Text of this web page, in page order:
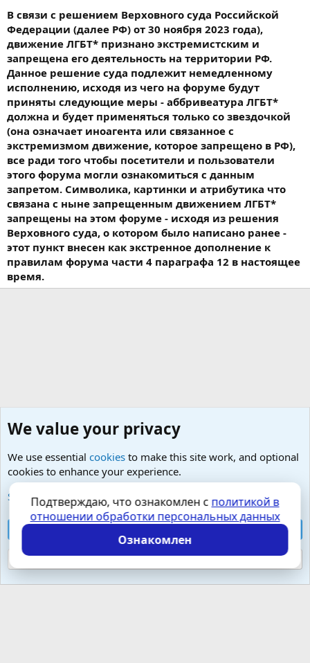
В связи с решением Верховного суда Российской
Федерации (далее РФ) от 30 ноября 2023 года),
движение ЛГБТ* признано экстремистским и
запрещена его деятельность на территории РФ.
Данное решение суда подлежит немедленному
исполнению, исходя из чего на форуме будут
приняты следующие меры - аббривеатура ЛГБТ*
должна и будет применяться только со звездочкой
(она означает иноагента или связанное с
экстремизмом движение, которое запрещено в РФ),
все ради того чтобы посетители и пользователи
этого форума могли ознакомиться с данным
запретом. Символика, картинки и атрибутика что
связана с ныне запрещенным движением ЛГБТ*
запрещены на этом форуме - исходя из решения
Верховного суда, о котором было написано ранее -
этот пункт внесен как экстренное дополнение к
правилам форума части 4 параграфа 12 в настоящее
время.
Любые вопросы от Гостей - анонимно
Cookies
Russian (RU)
Условия и правила
Политика конфиденциальности
Помощь
S
S
Локализация отXenForo.Info
We value your privacy
We use essential cookies to make this site work, and optional
cookies to enhance your experience.
See further information and configure your preferences
Reject optional cookies
Подтверждаю, что ознакомлен с политикой в
отношении обработки персональных данных
Ознакомлен